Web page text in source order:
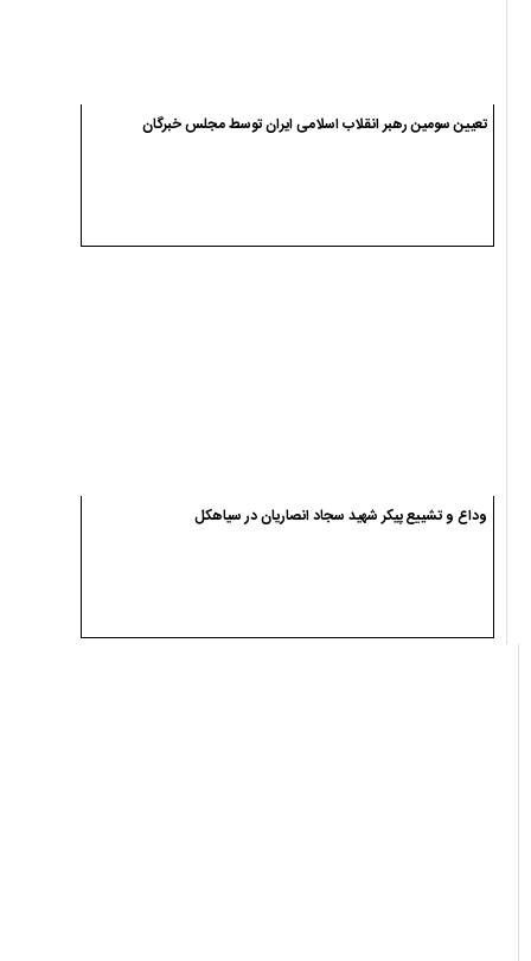
تعیین سومین رهبر انقلاب اسلامی ایران توسط مجلس خبرگان
وداع و تشییع پیکر شهید سجاد انصاریان در سیاهکل